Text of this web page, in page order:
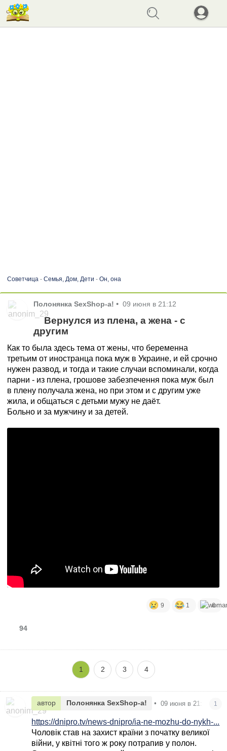
Советчица- Семья, Дом, Дети - Он, она
Полонянка SexShop-а! • 09 июня в 21:12
Вернулся из плена, а жена - с
другим
Как то была здесь тема от жены, что беременна
третьим от иностранца пока муж в Украине, и ей срочно
нужен развод, и тогда и такие случаи вспоминали, когда
парни - из плена, грошове забезпечення пока муж был
в плену получала жена, но при этом и с другим уже
жила, и общаться с детьми мужу не даёт.
Больно и за мужчину и за детей.
9 1 6
94
1 2 3 4
автор Полонянка SexShop-а! • 09 июня в 21:15 1
https://dnipro.tv/news-dnipro/ia-ne-mozhu-do-nykh-...
Чоловік став на захист країни з початку великої
війни, у квітні того ж року потрапив у полон.